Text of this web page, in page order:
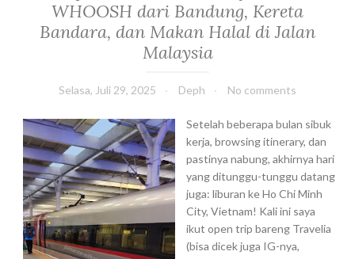
S
e
m
r
u
WHOOSH dari Bandung, Kereta
Bandara, dan Makan Halal di Jalan
Malaysia
Selasa, Juli 29, 2025 Deph No comments
Setelah beberapa bulan sibuk
kerja, browsing itinerary, dan
pastinya nabung, akhirnya hari
yang ditunggu-tunggu datang
juga: liburan ke Ho Chi Minh
City, Vietnam! Kali ini saya
ikut open trip bareng Travelia
(bisa dicek juga IG-nya,